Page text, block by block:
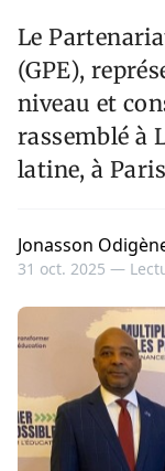
Le
(GPE),
niveau et
rassemblé à
latine, à
Jonasson
31 oct. 2025 —